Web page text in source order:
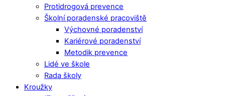
Protidrogová prevence
Školní poradenské pracoviště
Výchovné poradenství
Kariérové poradenství
Metodik prevence
Lidé ve škole
Rada školy
Kroužky